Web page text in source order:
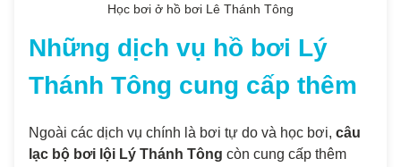
Học bơi ở hồ bơi Lê Thánh Tông
Những dịch vụ hồ bơi Lý
Thánh Tông cung cấp thêm
Ngoài các dịch vụ chính là bơi tự do và học bơi, câu
lạc bộ bơi lội Lý Thánh Tông còn cung cấp thêm